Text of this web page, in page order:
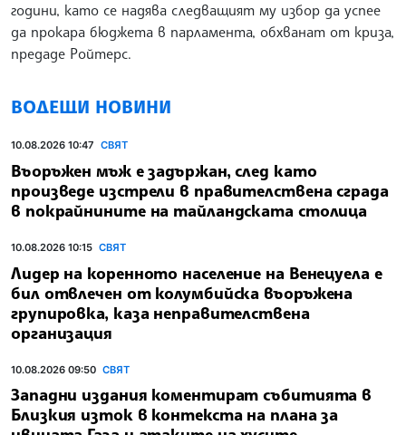
години, като се надява следващият му избор да успее
да прокара бюджета в парламента, обхванат от криза,
предаде Ройтерс.
ВОДЕЩИ НОВИНИ
10.08.2026 10:47 СВЯТ
Въоръжен мъж е задържан, след като
произведе изстрели в правителствена сграда
в покрайнините на тайландската столица
10.08.2026 10:15 СВЯТ
Лидер на коренното население на Венецуела е
бил отвлечен от колумбийска въоръжена
групировка, каза неправителствена
организация
10.08.2026 09:50 СВЯТ
Западни издания коментират събитията в
Близкия изток в контекста на плана за